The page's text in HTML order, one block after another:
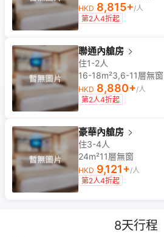
HKD 8,815+/人
第2人4折起
聯通內艙房
住1-2人
16-18m²3,6-11層無窗
HKD 8,880+/人
第2人4折起
豪華內艙房
住3-4人
24m²11層無窗
HKD 9,121+/人
第2人4折起
8天行程